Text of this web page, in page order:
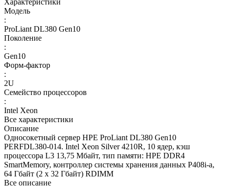
Характеристики
Модель
:
ProLiant DL380 Gen10
Поколение
:
Gen10
Форм-фактор
:
2U
Семейство процессоров
:
Intel Xeon
Все характеристики
Описание
Односокетный сервер HPE ProLiant DL380 Gen10
PERFDL380-014. Intel Xeon Silver 4210R, 10 ядер, кэш
процессора L3 13,75 Мбайт, тип памяти: HPE DDR4
SmartMemory, контроллер системы хранения данных P408i-a,
64 Гбайт (2 x 32 Гбайт) RDIMM
Все описание